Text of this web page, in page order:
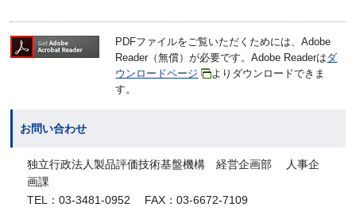
PDFファイルをご覧いただくためには、Adobe
Reader（無償）が必要です。Adobe Readerはダ
ウンロードページ
よりダウンロードできま
す。
お問い合わせ
独立行政法人製品評価技術基盤機構 経営企画部 人事企
画課
TEL：03-3481-0952 FAX：03-6672-7109